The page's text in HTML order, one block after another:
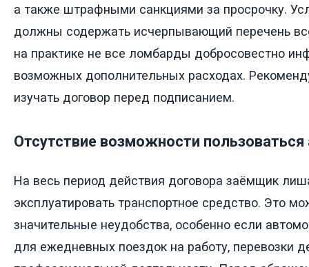
а также штрафными санкциями за просрочку.
должны содержать исчерпывающий перечень
на практике не все ломбарды добросовестно
возможных дополнительных расходах.
изучать договор перед подписанием.
Отсутствие возможности
На весь период действия договора заёмщик
эксплуатировать транспортное средство. Это
значительные неудобства, особенно если
для ежедневных поездок на работу, перевозки